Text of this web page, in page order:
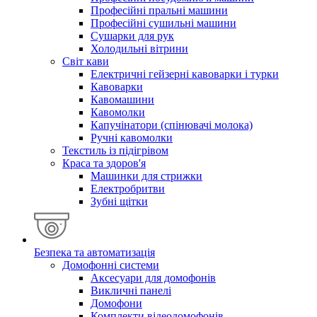
Професійні пральні машини
Професійні сушильні машини
Сушарки для рук
Холодильні вітрини
Світ кави
Електричні гейзерні кавоварки і турки
Кавоварки
Кавомашини
Кавомолки
Капучінатори (спінювачі молока)
Ручні кавомолки
Текстиль із підігрівом
Краса та здоров'я
Машинки для стрижки
Електробритви
Зубні щітки
Безпека та автоматизація
Домофонні системи
Аксесуари для домофонів
Викличні панелі
Домофони